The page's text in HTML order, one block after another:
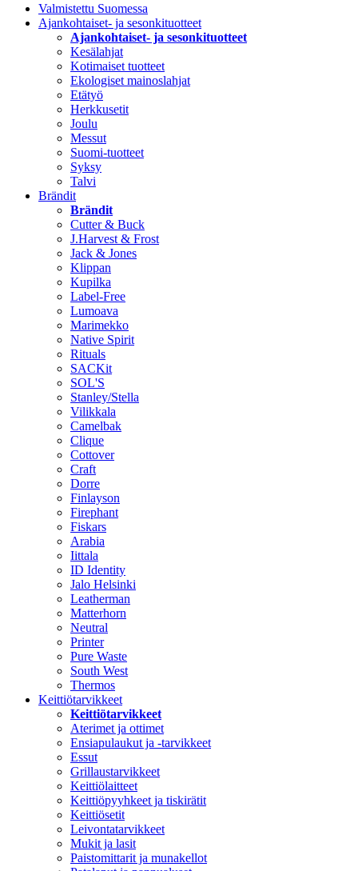
Valmistettu Suomessa
Ajankohtaiset- ja sesonkituotteet
Ajankohtaiset- ja sesonkituotteet
Kesälahjat
Kotimaiset tuotteet
Ekologiset mainoslahjat
Etätyö
Herkkusetit
Joulu
Messut
Suomi-tuotteet
Syksy
Talvi
Brändit
Brändit
Cutter & Buck
J.Harvest & Frost
Jack & Jones
Klippan
Kupilka
Label-Free
Lumoava
Marimekko
Native Spirit
Rituals
SACKit
SOL'S
Stanley/Stella
Vilikkala
Camelbak
Clique
Cottover
Craft
Dorre
Finlayson
Firephant
Fiskars
Arabia
Iittala
ID Identity
Jalo Helsinki
Leatherman
Matterhorn
Neutral
Printer
Pure Waste
South West
Thermos
Keittiötarvikkeet
Keittiötarvikkeet
Aterimet ja ottimet
Ensiapulaukut ja -tarvikkeet
Essut
Grillaustarvikkeet
Keittiölaitteet
Keittiöpyyhkeet ja tiskirätit
Keittiösetit
Leivontatarvikkeet
Mukit ja lasit
Paistomittarit ja munakellot